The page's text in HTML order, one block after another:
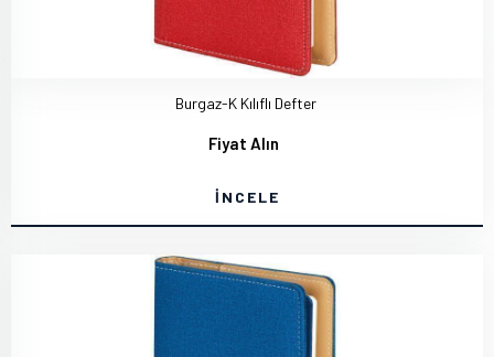
Burgaz-K Kılıflı Defter
Fiyat Alın
İNCELE